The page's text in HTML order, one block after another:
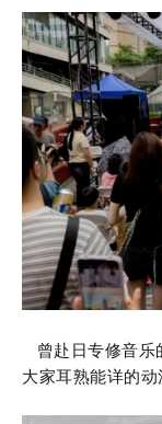
曾赴日专修音
大家耳熟能详的动